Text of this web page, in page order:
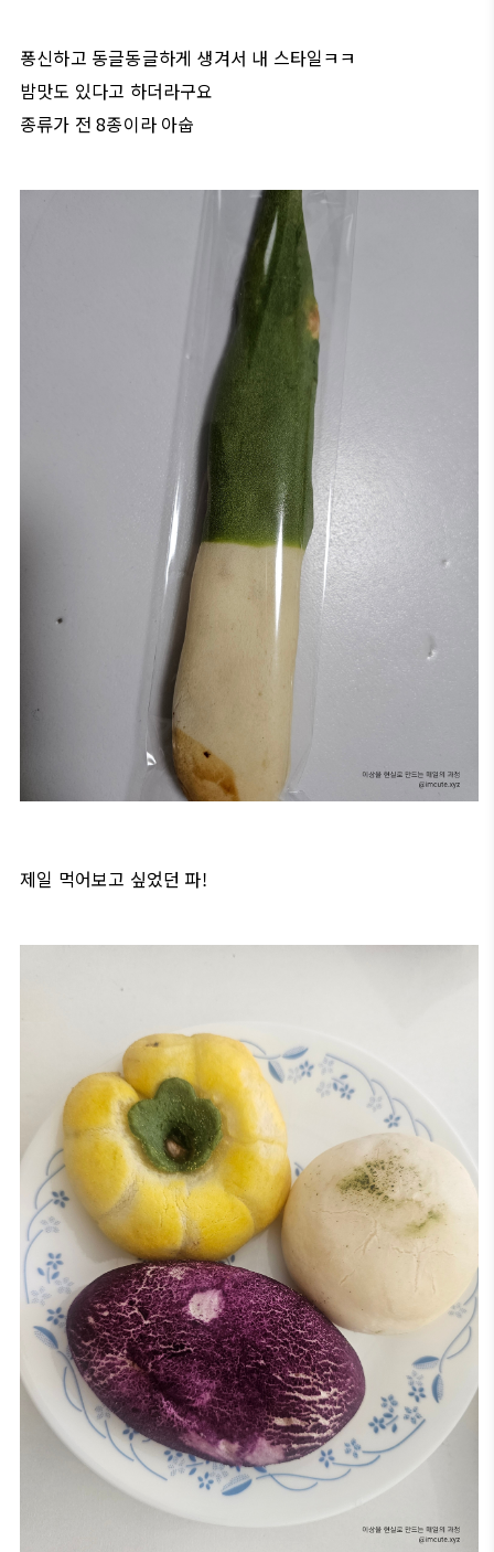
퐁신하고 동글동글하게 생겨서 내 스타일ㅋㅋ
밤맛도 있다고 하더라구요
종류가 전 8종이라 아숩
제일 먹어보고 싶었던 파!